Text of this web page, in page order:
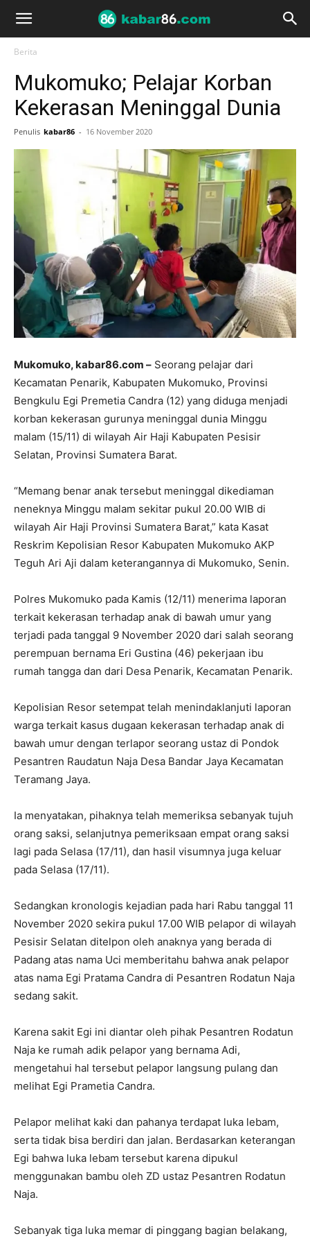
Berita
Mukomuko; Pelajar Korban
Kekerasan Meninggal Dunia
Penulis kabar86 - 16 November 2020
Mukomuko, kabar86.com – Seorang pelajar dari
Kecamatan Penarik, Kabupaten Mukomuko, Provinsi
Bengkulu Egi Premetia Candra (12) yang diduga menjadi
korban kekerasan gurunya meninggal dunia Minggu
malam (15/11) di wilayah Air Haji Kabupaten Pesisir
Selatan, Provinsi Sumatera Barat.
“Memang benar anak tersebut meninggal dikediaman
neneknya Minggu malam sekitar pukul 20.00 WIB di
wilayah Air Haji Provinsi Sumatera Barat,” kata Kasat
Reskrim Kepolisian Resor Kabupaten Mukomuko AKP
Teguh Ari Aji dalam keterangannya di Mukomuko, Senin.
Polres Mukomuko pada Kamis (12/11) menerima laporan
terkait kekerasan terhadap anak di bawah umur yang
terjadi pada tanggal 9 November 2020 dari salah seorang
perempuan bernama Eri Gustina (46) pekerjaan ibu
rumah tangga dan dari Desa Penarik, Kecamatan Penarik.
Kepolisian Resor setempat telah menindaklanjuti laporan
warga terkait kasus dugaan kekerasan terhadap anak di
bawah umur dengan terlapor seorang ustaz di Pondok
Pesantren Raudatun Naja Desa Bandar Jaya Kecamatan
Teramang Jaya.
Ia menyatakan, pihaknya telah memeriksa sebanyak tujuh
orang saksi, selanjutnya pemeriksaan empat orang saksi
lagi pada Selasa (17/11), dan hasil visumnya juga keluar
pada Selasa (17/11).
Sedangkan kronologis kejadian pada hari Rabu tanggal 11
November 2020 sekira pukul 17.00 WIB pelapor di wilayah
Pesisir Selatan ditelpon oleh anaknya yang berada di
Padang atas nama Uci memberitahu bahwa anak pelapor
atas nama Egi Pratama Candra di Pesantren Rodatun Naja
sedang sakit.
Karena sakit Egi ini diantar oleh pihak Pesantren Rodatun
Naja ke rumah adik pelapor yang bernama Adi,
mengetahui hal tersebut pelapor langsung pulang dan
melihat Egi Prametia Candra.
Pelapor melihat kaki dan pahanya terdapat luka lebam,
serta tidak bisa berdiri dan jalan. Berdasarkan keterangan
Egi bahwa luka lebam tersebut karena dipukul
menggunakan bambu oleh ZD ustaz Pesantren Rodatun
Naja.
Sebanyak tiga luka memar di pinggang bagian belakang,